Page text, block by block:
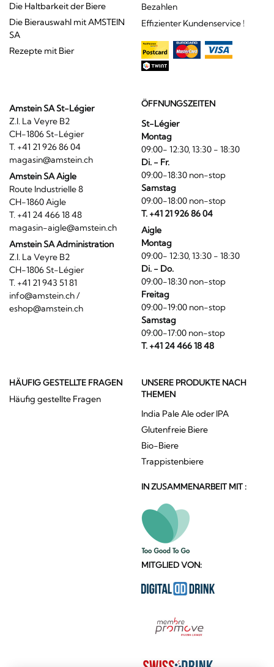
Die Haltbarkeit der Biere
Die Bierauswahl mit AMSTEIN
SA
Rezepte mit Bier
Bezahlen
Effizienter Kundenservice !
Amstein SA St-Légier
Z.I. La Veyre B2
CH-1806 St-Légier
T. +41 21 926 86 04
magasin@amstein.ch
Amstein SA Aigle
Route Industrielle 8
CH-1860 Aigle
T. +41 24 466 18 48
magasin-aigle@amstein.ch
Amstein SA Administration
Z.I. La Veyre B2
CH-1806 St-Légier
T. +41 21 943 51 81
info@amstein.ch/
eshop@amstein.ch
ÖFFNUNGSZEITEN
St-Légier
Montag
09:00- 12:30, 13:30 - 18:30
Di. - Fr.
09:00-18:30 non-stop
Samstag
09:00-18:00 non-stop
T. +41 21 926 86 04
Aigle
Montag
09:00- 12:30, 13:30 - 18:30
Di. - Do.
09:00-18:30 non-stop
Freitag
09:00-19:00 non-stop
Samstag
09:00-17:00 non-stop
T. +41 24 466 18 48
HÄUFIG GESTELLTE FRAGEN
Häufig gestellte Fragen
UNSERE PRODUKTE NACH
THEMEN
India Pale Ale oder IPA
Glutenfreie Biere
Bio-Biere
Trappistenbiere
IN ZUSAMMENARBEIT MIT :
MITGLIED VON: